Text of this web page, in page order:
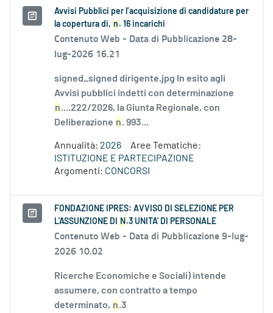
Avvisi Pubblici per l’acquisizione di candidature per
la copertura di, n . 16 incarichi
Contenuto Web - Data di Pubblicazione 28-
lug-2026 16.21
signed_signed dirigente.jpg In esito agli
Avvisi pubblici indetti con determinazione
n....222/2026, la Giunta Regionale, con
Deliberazione n. 993...
Annualità: 2026
Aree Tematiche:
ISTITUZIONE E PARTECIPAZIONE
Argomenti: CONCORSI
FONDAZIONE IPRES: AVVISO DI SELEZIONE PER
L'ASSUNZIONE DI
N .3 UNITA' DI PERSONALE
Contenuto Web - Data di Pubblicazione 9-lug-
2026 10.02
Ricerche Economiche e Sociali) intende
assumere, con contratto a tempo
determinato, n.3